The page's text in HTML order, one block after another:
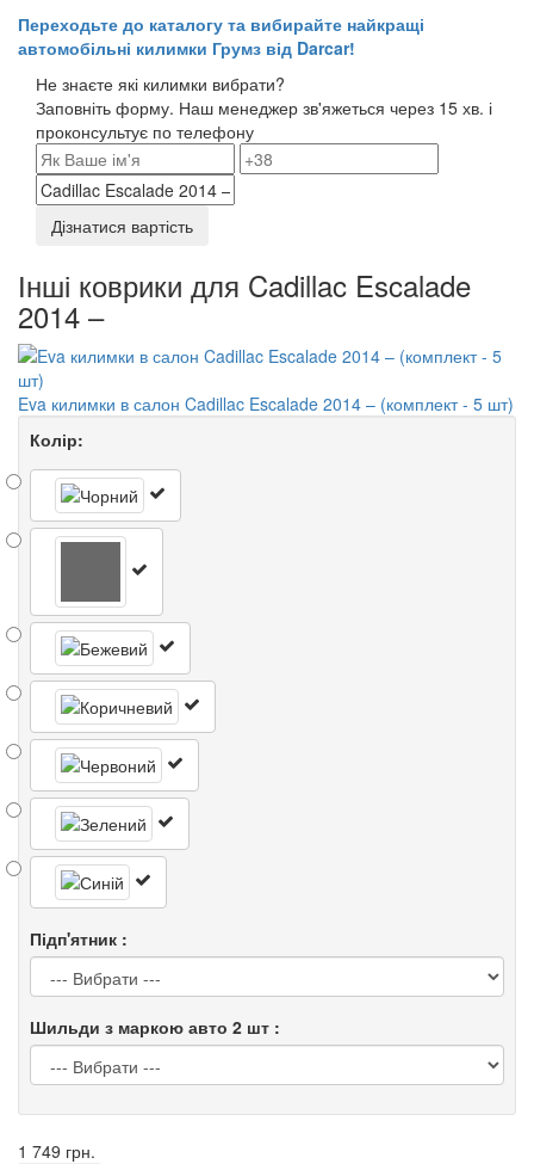
Переходьте до каталогу та вибирайте найкращі
автомобільні килимки Грумз від Darcar!
Не знаєте які килимки вибрати?
Заповніть форму. Наш менеджер зв'яжеться через 15 хв. і
проконсультує по телефону
Дізнатися вартість
Інші коврики для Cadillac Escalade
2014 –
Eva килимки в салон Cadillac Escalade 2014 – (комплект - 5 шт)
Колір:
Підп'ятник :
Шильди з маркою авто 2 шт :
1 749 грн.